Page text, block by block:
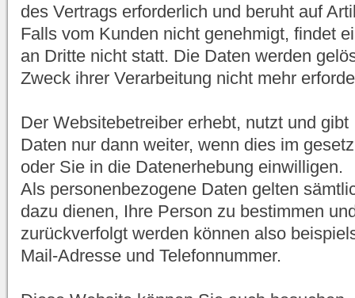
des Vertrags erforderlich und beruht auf
Falls vom Kunden nicht genehmigt, findet
an Dritte nicht statt. Die Daten werden
Zweck ihrer Verarbeitung nicht mehr
Der Websitebetreiber erhebt, nutzt und
Daten nur dann weiter, wenn dies im
oder Sie in die Datenerhebung einwilligen.
Als personenbezogene Daten gelten
dazu dienen, Ihre Person zu bestimmen
zurückverfolgt werden können also
Mail-Adresse und Telefonnummer.